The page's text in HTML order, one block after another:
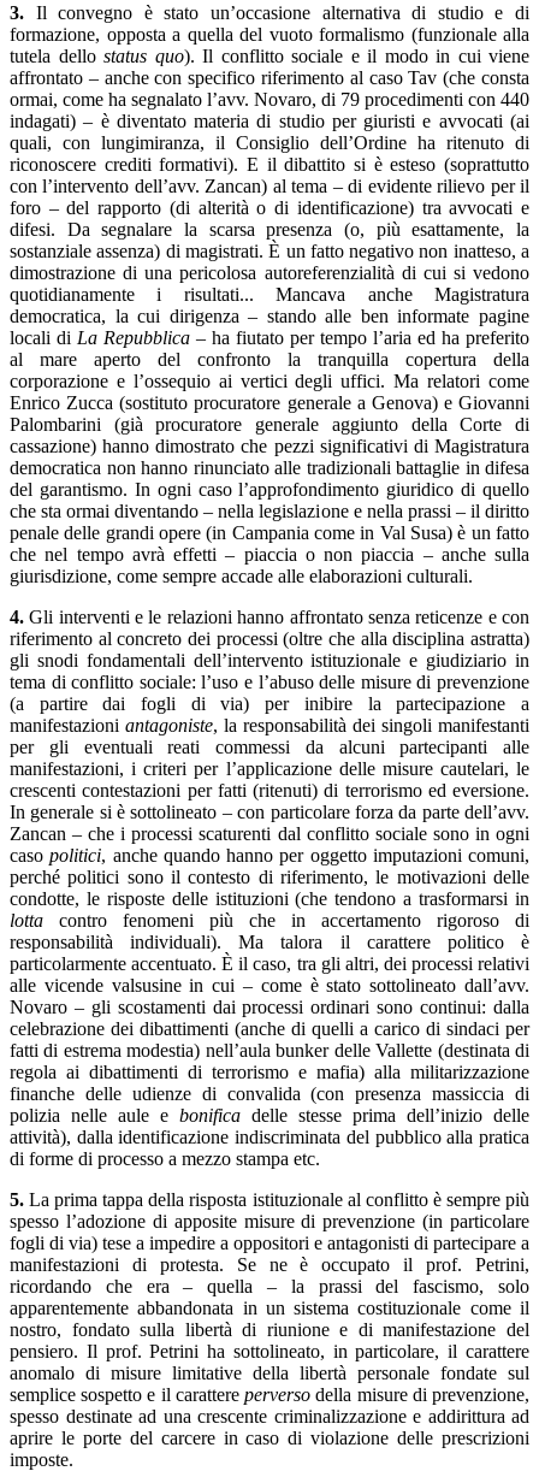
3. Il convegno è stato un’occasione alternativa di studio e di
formazione, opposta a quella del vuoto formalismo (funzionale alla
tutela dello status quo). Il conflitto sociale e il modo in cui viene
affrontato – anche con specifico riferimento al caso Tav (che consta
ormai, come ha segnalato l’avv. Novaro, di 79 procedimenti con 440
indagati) – è diventato materia di studio per giuristi e avvocati (ai
quali, con lungimiranza, il Consiglio dell’Ordine ha ritenuto di
riconoscere crediti formativi). E il dibattito si è esteso (soprattutto
con l’intervento dell’avv. Zancan) al tema – di evidente rilievo per il
foro – del rapporto (di alterità o di identificazione) tra avvocati e
difesi. Da segnalare la scarsa presenza (o, più esattamente, la
sostanziale assenza) di magistrati. È un fatto negativo non inatteso, a
dimostrazione di una pericolosa autoreferenzialità di cui si vedono
quotidianamente i risultati... Mancava anche Magistratura
democratica, la cui dirigenza – stando alle ben informate pagine
locali di La Repubblica – ha fiutato per tempo l’aria ed ha preferito
al mare aperto del confronto la tranquilla copertura della
corporazione e l’ossequio ai vertici degli uffici. Ma relatori come
Enrico Zucca (sostituto procuratore generale a Genova) e Giovanni
Palombarini (già procuratore generale aggiunto della Corte di
cassazione) hanno dimostrato che pezzi significativi di Magistratura
democratica non hanno rinunciato alle tradizionali battaglie in difesa
del garantismo. In ogni caso l’approfondimento giuridico di quello
che sta ormai diventando – nella legislazione e nella prassi – il diritto
penale delle grandi opere (in Campania come in Val Susa) è un fatto
che nel tempo avrà effetti – piaccia o non piaccia – anche sulla
giurisdizione, come sempre accade alle elaborazioni culturali.
4.Gli interventi e le relazioni hanno affrontato senza reticenze e con
riferimento al concreto dei processi (oltre che alla disciplina astratta)
gli snodi fondamentali dell’intervento istituzionale e giudiziario in
tema di conflitto sociale: l’uso e l’abuso delle misure di prevenzione
(a partire dai fogli di via) per inibire la partecipazione a
manifestazioni antagoniste, la responsabilità dei singoli manifestanti
per gli eventuali reati commessi da alcuni partecipanti alle
manifestazioni, i criteri per l’applicazione delle misure cautelari, le
crescenti contestazioni per fatti (ritenuti) di terrorismo ed eversione.
In generale si è sottolineato – con particolare forza da parte dell’avv.
Zancan – che i processi scaturenti dal conflitto sociale sono in ogni
casopolitici, anche quando hanno per oggetto imputazioni comuni,
perché politici sono il contesto di riferimento, le motivazioni delle
condotte, le risposte delle istituzioni (che tendono a trasformarsi in
lotta contro fenomeni più che in accertamento rigoroso di
responsabilità individuali). Ma talora il carattere politico è
particolarmente accentuato. È il caso, tra gli altri, dei processi relativi
alle vicende valsusine in cui – come è stato sottolineato dall’avv.
Novaro – gli scostamenti dai processi ordinari sono continui: dalla
celebrazione dei dibattimenti (anche di quelli a carico di sindaci per
fatti di estrema modestia) nell’aula bunker delle Vallette (destinata di
regola ai dibattimenti di terrorismo e mafia) alla militarizzazione
finanche delle udienze di convalida (con presenza massiccia di
polizia nelle aule e bonifica delle stesse prima dell’inizio delle
attività), dalla identificazione indiscriminata del pubblico alla pratica
di forme di processo a mezzo stampa etc.
5.La prima tappa della risposta istituzionale al conflitto è sempre più
spesso l’adozione di apposite misure di prevenzione (in particolare
fogli di via) tese a impedire a oppositori e antagonisti di partecipare a
manifestazioni di protesta. Se ne è occupato il prof. Petrini,
ricordando che era – quella – la prassi del fascismo, solo
apparentemente abbandonata in un sistema costituzionale come il
nostro, fondato sulla libertà di riunione e di manifestazione del
pensiero. Il prof. Petrini ha sottolineato, in particolare, il carattere
anomalo di misure limitative della libertà personale fondate sul
semplice sospetto e il carattereperverso della misure di prevenzione,
spesso destinate ad una crescente criminalizzazione e addirittura ad
aprire le porte del carcere in caso di violazione delle prescrizioni
imposte.